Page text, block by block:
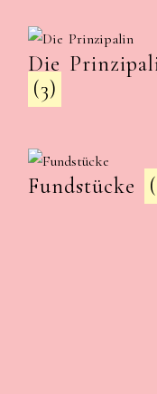
Die
(3)
Fundstücke